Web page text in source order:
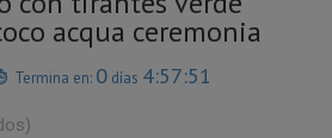
acqua ceremonia
Termina en: 0 días 4:57:51